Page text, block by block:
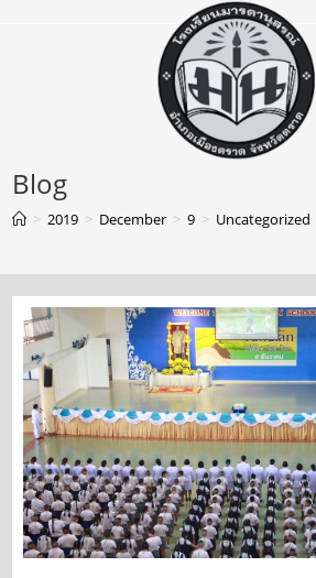
Blog
> 2019 > December > 9 > Uncategorized